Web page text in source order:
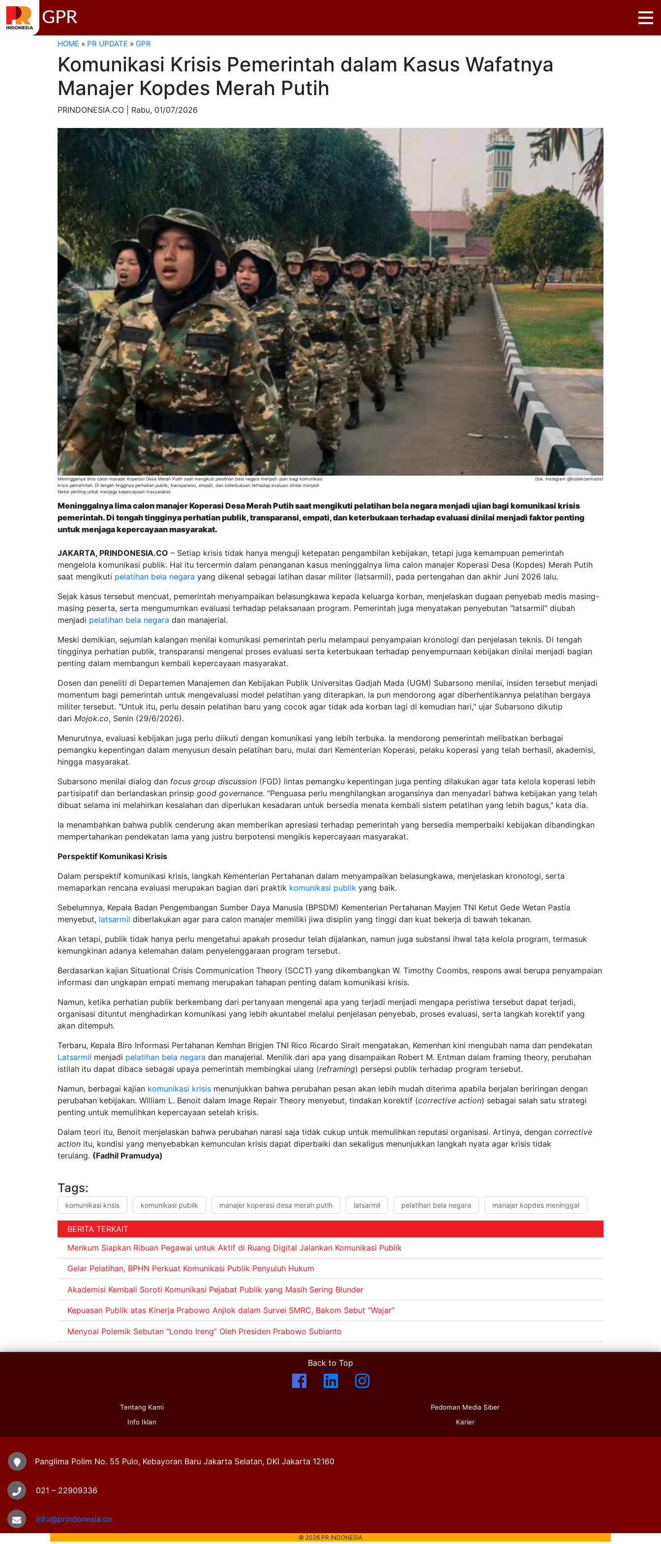
GPR
HOME » PR UPDATE » GPR
Komunikasi Krisis Pemerintah dalam Kasus Wafatnya
Manajer Kopdes Merah Putih
PRINDONESIA.CO | Rabu, 01/07/2026
Meninggalnya lima calon manajer Koperasi Desa Merah Putih saat mengikuti pelatihan bela negara menjadi ujian bagi komunikasi
krisis pemerintah. Di tengah tingginya perhatian publik, transparansi, empati, dan keterbukaan terhadap evaluasi dinilai menjadi
faktor penting untuk menjaga kepercayaan masyarakat.
Dok. Instagram @kolatkoarmada1
Meninggalnya lima calon manajer Koperasi Desa Merah Putih saat mengikuti pelatihan bela negara menjadi ujian bagi komunikasi krisis
pemerintah. Di tengah tingginya perhatian publik, transparansi, empati, dan keterbukaan terhadap evaluasi dinilai menjadi faktor penting
untuk menjaga kepercayaan masyarakat.
JAKARTA, PRINDONESIA.CO – Setiap krisis tidak hanya menguji ketepatan pengambilan kebijakan, tetapi juga kemampuan pemerintah
mengelola komunikasi publik. Hal itu tercermin dalam penanganan kasus meninggalnya lima calon manajer Koperasi Desa (Kopdes) Merah Putih
saat mengikuti pelatihan bela negara yang dikenal sebagai latihan dasar militer (latsarmil), pada pertengahan dan akhir Juni 2026 lalu.
Sejak kasus tersebut mencuat, pemerintah menyampaikan belasungkawa kepada keluarga korban, menjelaskan dugaan penyebab medis masing-
masing peserta, serta mengumumkan evaluasi terhadap pelaksanaan program. Pemerintah juga menyatakan penyebutan "latsarmil" diubah
menjadi pelatihan bela negara dan manajerial.
Meski demikian, sejumlah kalangan menilai komunikasi pemerintah perlu melampaui penyampaian kronologi dan penjelasan teknis. Di tengah
tingginya perhatian publik, transparansi mengenai proses evaluasi serta keterbukaan terhadap penyempurnaan kebijakan dinilai menjadi bagian
penting dalam membangun kembali kepercayaan masyarakat.
Dosen dan peneliti di Departemen Manajemen dan Kebijakan Publik Universitas Gadjah Mada (UGM) Subarsono menilai, insiden tersebut menjadi
momentum bagi pemerintah untuk mengevaluasi model pelatihan yang diterapkan. Ia pun mendorong agar diberhentikannya pelatihan bergaya
militer tersebut. "Untuk itu, perlu desain pelatihan baru yang cocok agar tidak ada korban lagi di kemudian hari," ujar Subarsono dikutip
dari Mojok.co, Senin (29/6/2026).
Menurutnya, evaluasi kebijakan juga perlu diikuti dengan komunikasi yang lebih terbuka. Ia mendorong pemerintah melibatkan berbagai
pemangku kepentingan dalam menyusun desain pelatihan baru, mulai dari Kementerian Koperasi, pelaku koperasi yang telah berhasil, akademisi,
hingga masyarakat.
Subarsono menilai dialog dan focus group discussion (FGD) lintas pemangku kepentingan juga penting dilakukan agar tata kelola koperasi lebih
partisipatif dan berlandaskan prinsip good governance. "Penguasa perlu menghilangkan arogansinya dan menyadari bahwa kebijakan yang telah
dibuat selama ini melahirkan kesalahan dan diperlukan kesadaran untuk bersedia menata kembali sistem pelatihan yang lebih bagus," kata dia.
Ia menambahkan bahwa publik cenderung akan memberikan apresiasi terhadap pemerintah yang bersedia memperbaiki kebijakan dibandingkan
mempertahankan pendekatan lama yang justru berpotensi mengikis kepercayaan masyarakat.
Perspektif Komunikasi Krisis
Dalam perspektif komunikasi krisis, langkah Kementerian Pertahanan dalam menyampaikan belasungkawa, menjelaskan kronologi, serta
memaparkan rencana evaluasi merupakan bagian dari praktik komunikasi publik yang baik.
Sebelumnya, Kepala Badan Pengembangan Sumber Daya Manusia (BPSDM) Kementerian Pertahanan Mayjen TNI Ketut Gede Wetan Pastia
menyebut, latsarmil diberlakukan agar para calon manajer memiliki jiwa disiplin yang tinggi dan kuat bekerja di bawah tekanan.
Akan tetapi, publik tidak hanya perlu mengetahui apakah prosedur telah dijalankan, namun juga substansi ihwal tata kelola program, termasuk
kemungkinan adanya kelemahan dalam penyelenggaraan program tersebut.
Berdasarkan kajian Situational Crisis Communication Theory (SCCT) yang dikembangkan W. Timothy Coombs, respons awal berupa penyampaian
informasi dan ungkapan empati memang merupakan tahapan penting dalam komunikasi krisis.
Namun, ketika perhatian publik berkembang dari pertanyaan mengenai apa yang terjadi menjadi mengapa peristiwa tersebut dapat terjadi,
organisasi dituntut menghadirkan komunikasi yang lebih akuntabel melalui penjelasan penyebab, proses evaluasi, serta langkah korektif yang
akan ditempuh.
Terbaru, Kepala Biro Informasi Pertahanan Kemhan Brigjen TNI Rico Ricardo Sirait mengatakan, Kemenhan kini mengubah nama dan pendekatan
Latsarmil menjadi pelatihan bela negara dan manajerial. Menilik dari apa yang disampaikan Robert M. Entman dalam framing theory, perubahan
istilah itu dapat dibaca sebagai upaya pemerintah membingkai ulang (reframing) persepsi publik terhadap program tersebut.
Namun, berbagai kajian komunikasi krisis menunjukkan bahwa perubahan pesan akan lebih mudah diterima apabila berjalan beriringan dengan
perubahan kebijakan. William L. Benoit dalam Image Repair Theory menyebut, tindakan korektif (corrective action) sebagai salah satu strategi
penting untuk memulihkan kepercayaan setelah krisis.
Dalam teori itu, Benoit menjelaskan bahwa perubahan narasi saja tidak cukup untuk memulihkan reputasi organisasi. Artinya, dengan corrective
action itu, kondisi yang menyebabkan kemunculan krisis dapat diperbaiki dan sekaligus menunjukkan langkah nyata agar krisis tidak
terulang. (Fadhil Pramudya)
Tags:
komunikasi krisis komunikasi publik manajer koperasi desa merah putih latsarmil pelatihan bela negara manajer kopdes meninggal
BERITA TERKAIT
Menkum Siapkan Ribuan Pegawai untuk Aktif di Ruang Digital Jalankan Komunikasi Publik
Gelar Pelatihan, BPHN Perkuat Komunikasi Publik Penyuluh Hukum
Akademisi Kembali Soroti Komunikasi Pejabat Publik yang Masih Sering Blunder
Kepuasan Publik atas Kinerja Prabowo Anjlok dalam Survei SMRC, Bakom Sebut “Wajar”
Menyoal Polemik Sebutan “Londo Ireng” Oleh Presiden Prabowo Subianto
Back to Top
Tentang Kami
Info Iklan
Pedoman Media Siber
Karier
Panglima Polim No. 55 Pulo, Kebayoran Baru Jakarta Selatan, DKI Jakarta 12160
021 – 22909336
info@prindonesia.co
© 2026 PR INDONESIA